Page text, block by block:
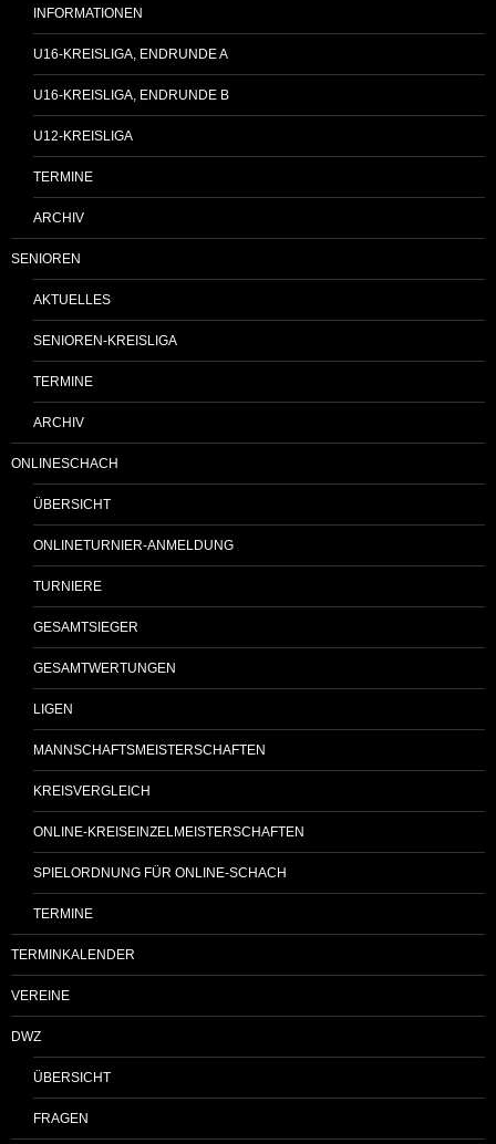
INFORMATIONEN
U16-KREISLIGA, ENDRUNDE A
U16-KREISLIGA, ENDRUNDE B
U12-KREISLIGA
TERMINE
ARCHIV
SENIOREN
AKTUELLES
SENIOREN-KREISLIGA
TERMINE
ARCHIV
ONLINESCHACH
ÜBERSICHT
ONLINETURNIER-ANMELDUNG
TURNIERE
GESAMTSIEGER
GESAMTWERTUNGEN
LIGEN
MANNSCHAFTSMEISTERSCHAFTEN
KREISVERGLEICH
ONLINE-KREISEINZELMEISTERSCHAFTEN
SPIELORDNUNG FÜR ONLINE-SCHACH
TERMINE
TERMINKALENDER
VEREINE
DWZ
ÜBERSICHT
FRAGEN